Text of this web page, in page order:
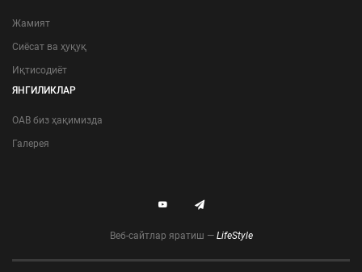
Жамият
Сиёсат ва ҳуқуқ
Иқтисодиёт
ЯНГИЛИКЛАР
ОАВ биз ҳақимизда
Галерея
Веб-сайтлар яратиш — LifeStyle